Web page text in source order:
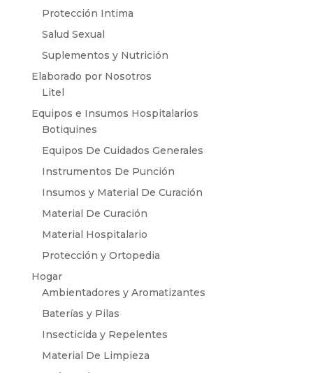
Protección Intima
Salud Sexual
Suplementos y Nutrición
Elaborado por Nosotros
Litel
Equipos e Insumos Hospitalarios
Botiquines
Equipos De Cuidados Generales
Instrumentos De Punción
Insumos y Material De Curación
Material De Curación
Material Hospitalario
Protección y Ortopedia
Hogar
Ambientadores y Aromatizantes
Baterías y Pilas
Insecticida y Repelentes
Material De Limpieza